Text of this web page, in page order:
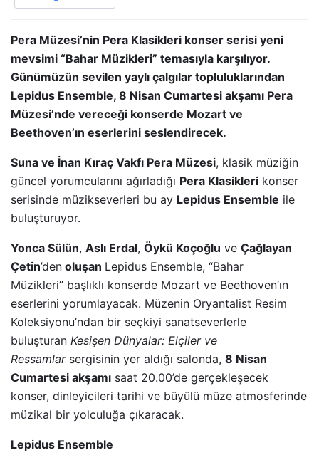
Pera Müzesi’nin Pera Klasikleri konser serisi yeni
mevsimi “Bahar Müzikleri” temasıyla karşılıyor.
Günümüzün sevilen yaylı çalgılar topluluklarından
Lepidus Ensemble, 8 Nisan Cumartesi akşamı Pera
Müzesi’nde vereceği konserde Mozart ve
Beethoven’ın eserlerini seslendirecek.
Suna ve İnan Kıraç Vakfı Pera Müzesi, klasik müziğin
güncel yorumcularını ağırladığı Pera Klasikleri konser
serisinde müzikseverleri bu ay Lepidus Ensemble ile
buluşturuyor.
Yonca Sülün, Aslı Erdal, Öykü Koçoğlu ve Çağlayan
Çetin’den oluşan Lepidus Ensemble, “Bahar
Müzikleri” başlıklı konserde Mozart ve Beethoven’ın
eserlerini yorumlayacak. Müzenin Oryantalist Resim
Koleksiyonu’ndan bir seçkiyi sanatseverlerle
buluşturan Kesişen Dünyalar: Elçiler ve
Ressamlar sergisinin yer aldığı salonda, 8 Nisan
Cumartesi akşamı saat 20.00’de gerçekleşecek
konser, dinleyicileri tarihi ve büyülü müze atmosferinde
müzikal bir yolculuğa çıkaracak.
Lepidus Ensemble